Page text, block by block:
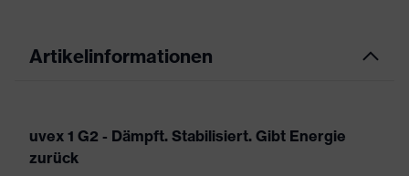
Artikelinformationen
uvex 1 G2 - Dämpft. Stabilisiert. Gibt Energie
zurück